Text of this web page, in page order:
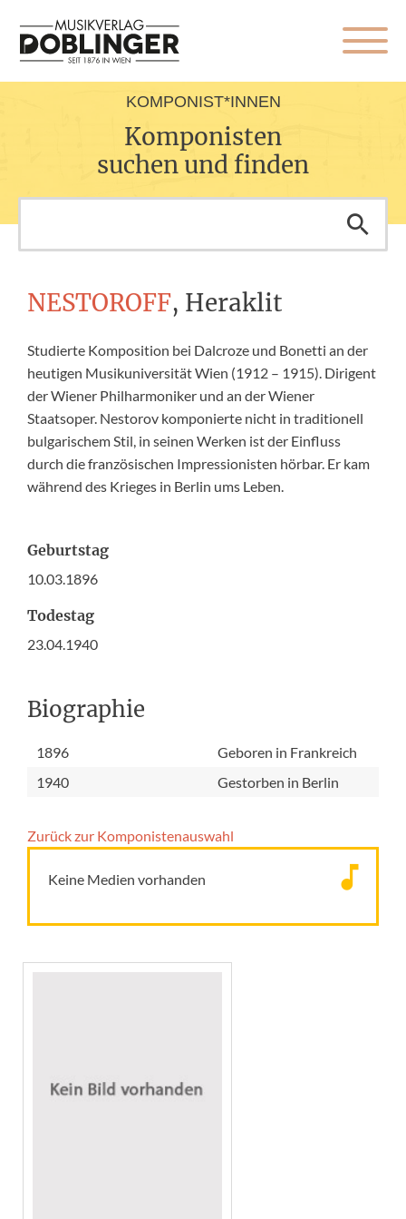
KOMPONIST*INNEN
Komponisten
suchen und finden
NESTOROFF, Heraklit
Studierte Komposition bei Dalcroze und Bonetti an der
heutigen Musikuniversität Wien (1912 – 1915). Dirigent
der Wiener Philharmoniker und an der Wiener
Staatsoper. Nestorov komponierte nicht in traditionell
bulgarischem Stil, in seinen Werken ist der Einfluss
durch die französischen Impressionisten hörbar. Er kam
während des Krieges in Berlin ums Leben.
Geburtstag
10.03.1896
Todestag
23.04.1940
Biographie
1896
Geboren in Frankreich
1940
Gestorben in Berlin
Zurück zur Komponisten­auswahl
Keine Medien vorhanden